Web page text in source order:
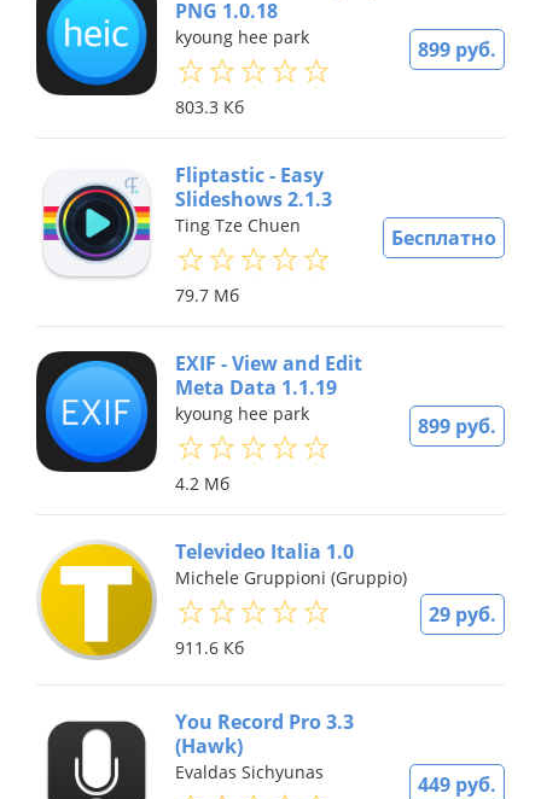
899 руб.
PNG 1.0.18
kyoung hee park
803.3 Кб
Бесплатно
Fliptastic - Easy
Slideshows 2.1.3
Ting Tze Chuen
79.7 Мб
899 руб.
EXIF - View and Edit
Meta Data 1.1.19
kyoung hee park
4.2 Мб
29 руб.
Televideo Italia 1.0
Michele Gruppioni (Gruppio)
911.6 Кб
449 руб.
You Record Pro 3.3
(Hawk)
Evaldas Sichyunas